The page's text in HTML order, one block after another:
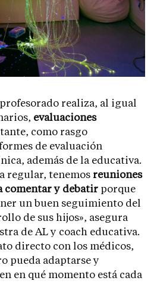
realiza, al igual
evaluaciones
como rasgo
de evaluación
además de la educativa.
regular, tenemos reuniones
comentar y debatir porque
un buen seguimiento del
de sus hijos», asegura
de AL y coach educativa.
directo con los médicos,
pueda adaptarse y
en qué momento está cada